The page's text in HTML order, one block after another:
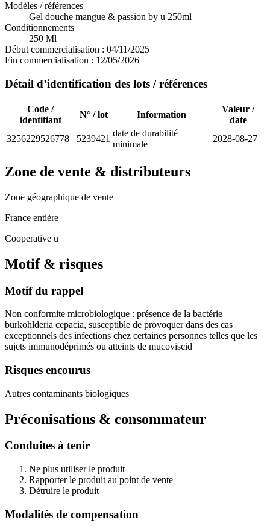
Modèles / références
Gel douche mangue & passion by u 250ml
Conditionnements
250 Ml
Début commercialisation : 04/11/2025
Fin commercialisation : 12/05/2026
Détail d’identification des lots / références
Code /
identifiant
N° / lot Information
Valeur /
date
3256229526778
5239421
date de durabilité
minimale
2028-08-27
Zone de vente & distributeurs
Zone géographique de vente
France entière
Cooperative u
Motif & risques
Motif du rappel
Non conformite microbiologique : présence de la bactérie
burkohlderia cepacia, susceptible de provoquer dans des cas
exceptionnels des infections chez certaines personnes telles que les
sujets immunodéprimés ou atteints de mucoviscid
Risques encourus
Autres contaminants biologiques
Préconisations & consommateur
Conduites à tenir
Ne plus utiliser le produit
Rapporter le produit au point de vente
Détruire le produit
Modalités de compensation